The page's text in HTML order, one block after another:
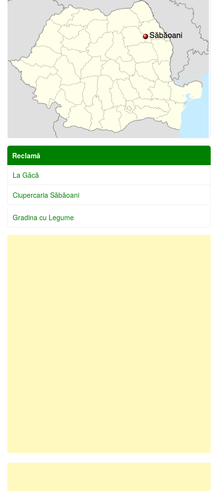
Reclamă
La Gâcă
Ciupercaria Săbăoani
Gradina cu Legume